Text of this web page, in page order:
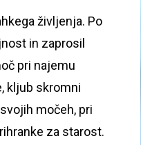
življenja. Po
in zaprosil
pri najemu
kljub skromni
močeh, pri
za starost.